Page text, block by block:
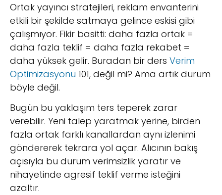
Ortak yayıncı stratejileri, reklam envanterini
etkili bir şekilde satmaya gelince eskisi gibi
çalışmıyor. Fikir basitti: daha fazla ortak =
daha fazla teklif = daha fazla rekabet =
daha yüksek gelir. Buradan bir ders Verim
Optimizasyonu 101, değil mi? Ama artık durum
böyle değil.
Bugün bu yaklaşım ters teperek zarar
verebilir. Yeni talep yaratmak yerine, birden
fazla ortak farklı kanallardan aynı izlenimi
göndererek tekrara yol açar. Alıcının bakış
açısıyla bu durum verimsizlik yaratır ve
nihayetinde agresif teklif verme isteğini
azaltır.